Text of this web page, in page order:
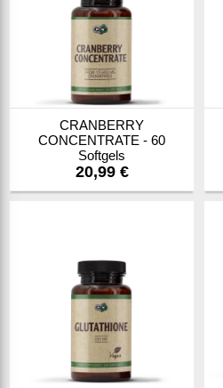
CRANBERRY
CONCENTRATE - 60
Softgels
20,99 €